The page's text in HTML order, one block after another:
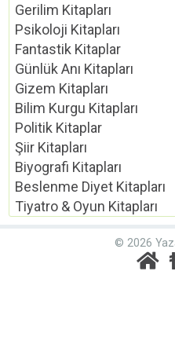
Gerilim Kitapları
Psikoloji Kitapları
Fantastik Kitaplar
Günlük Anı Kitapları
Gizem Kitapları
Bilim Kurgu Kitapları
Politik Kitaplar
Şiir Kitapları
Biyografi Kitapları
Beslenme Diyet Kitapları
Tiyatro & Oyun Kitapları
© 2026